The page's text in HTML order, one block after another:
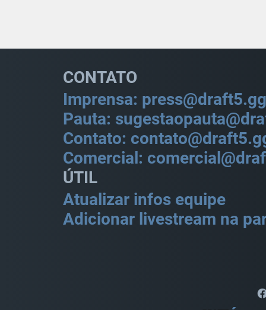
CONTATO
Imprensa: press@draft5.gg
Pauta:
Contato:
Comercial:
ÚTIL
Atualizar infos equipe
Adicionar livestream na